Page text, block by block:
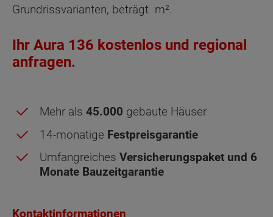
Obergeschoss - Grundrissvarianten:
Standard
Grundrissvarianten, beträgt m².
Ihr Aura 136 kostenlos und regional
anfragen.
Mehr als 45.000 gebaute Häuser
14-monatige Festpreisgarantie
Umfangreiches Versicherungspaket und 6
Monate Bauzeitgarantie
Kontaktinformationen